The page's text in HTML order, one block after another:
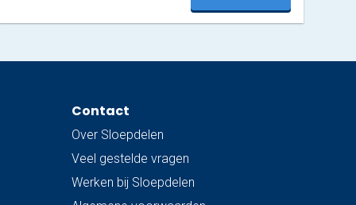
varen? Boek nu en beleef een onvergetelijke start
Contact
Over Sloepdelen
Veel gestelde vragen
Werken bij Sloepdelen